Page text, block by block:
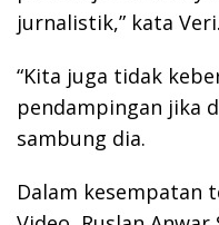
jurnalistik,” kata Veri.
“Kita juga tidak
pendampingan jika
sambung dia.
Dalam kesempatan